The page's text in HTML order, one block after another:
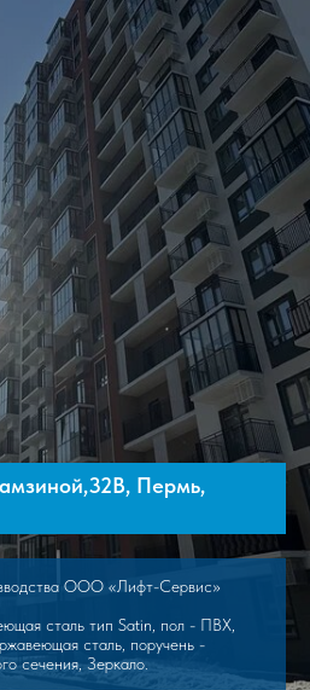
Пермь,
ООО «Лифт-Сервис»
сталь тип Satin, пол - ПВХ,
сталь, поручень -
сечения, Зеркало.